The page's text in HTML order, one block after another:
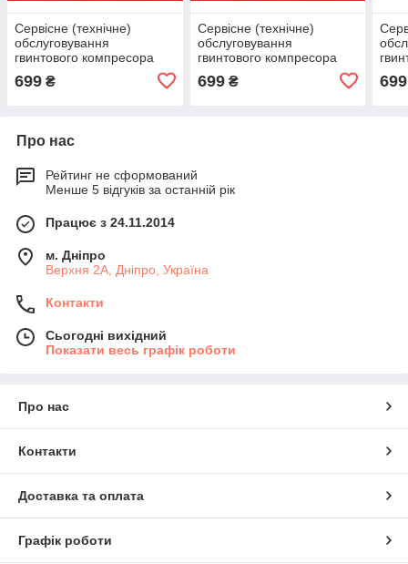
Сервісне (технічне)
обслуговування
гвинтового компресора
Atlas Copco (Атлас Копко)
GA5, GA7, GA11
699 ₴
Сервісне (технічне)
обслуговування
гвинтового компресора
Atlas Copco (Атлас Копко)
GA15, GA18, GA22
699₴ 699
Про нас
Рейтинг не сформований
Менше 5 відгуків за останній рік
Працює з 24.11.2014
м. Дніпро
Верхня 2А, Дніпро, Україна
Контакти
Сьогодні вихідний
Показати весь графік роботи
Про нас
Контакти
Доставка та оплата
Графік роботи